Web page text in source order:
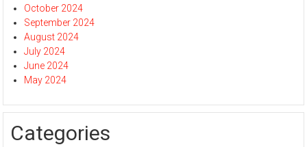
October 2024
September 2024
August 2024
July 2024
June 2024
May 2024
Categories